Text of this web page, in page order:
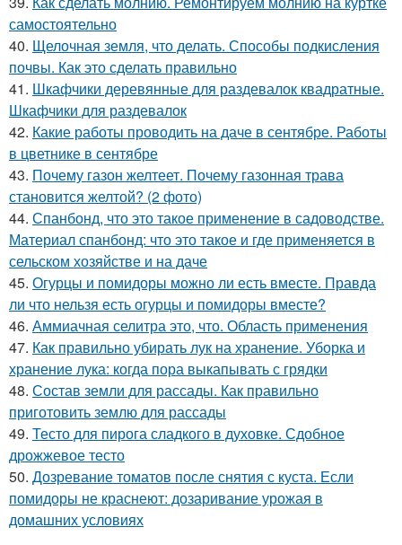
самостоятельно
40. Щелочная земля, что делать. Способы подкисления
почвы. Как это сделать правильно
41. Шкафчики деревянные для раздевалок квадратные.
Шкафчики для раздевалок
42. Какие работы проводить на даче в сентябре. Работы
в цветнике в сентябре
43. Почему газон желтеет. Почему газонная трава
становится желтой? (2 фото)
44. Спанбонд, что это такое применение в садоводстве.
Материал спанбонд: что это такое и где применяется в
сельском хозяйстве и на даче
45. Огурцы и помидоры можно ли есть вместе. Правда
ли что нельзя есть огурцы и помидоры вместе?
46. Аммиачная селитра это, что. Область применения
47. Как правильно убирать лук на хранение. Уборка и
хранение лука: когда пора выкапывать с грядки
48. Состав земли для рассады. Как правильно
приготовить землю для рассады
49. Тесто для пирога сладкого в духовке. Сдобное
дрожжевое тесто
50. Дозревание томатов после снятия с куста. Если
помидоры не краснеют: дозаривание урожая в
домашних условиях